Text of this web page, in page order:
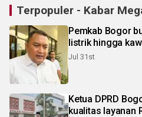
Terpopuler - Kabar
Pemkab Bogor
listrik hingga
Jul 31st
Ketua DPRD
kualitas layanan